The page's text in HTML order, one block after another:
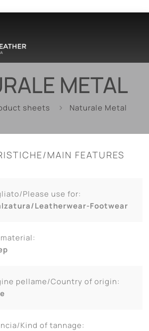
METAL
sheets Naturale Metal
MAIN FEATURES
Please use for:
Leatherwear-Footwear
pellame/Country of origin:
Kind of tannage: